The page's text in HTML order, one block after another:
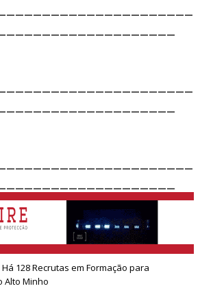
Há 128 Recrutas em Formação para
Alto Minho